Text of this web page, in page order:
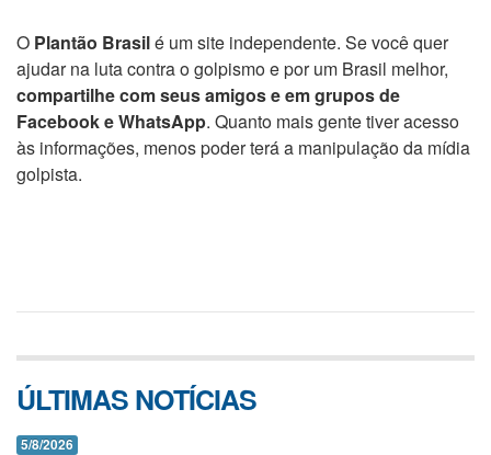
O Plantão Brasilé um site independente. Se você quer
ajudar na luta contra o golpismo e por um Brasil melhor,
compartilhe com seus amigos e em grupos de
Facebook e WhatsApp. Quanto mais gente tiver acesso
às informações, menos poder terá a manipulação da mídia
golpista.
ÚLTIMAS NOTÍCIAS
5/8/2026